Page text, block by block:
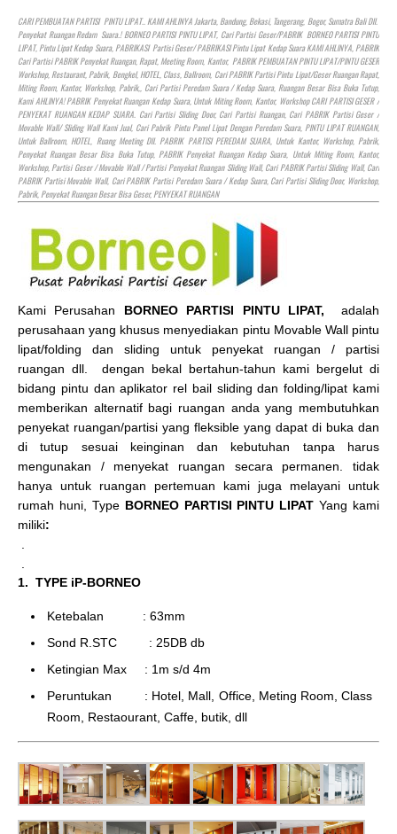
CARI PEMBUATAN PARTISI PINTU LIPAT.. KAMI AHLINYA Jakarta, Bandung, Bekasi, Tangerang, Bogor, Sumatra Bali Dll.
Penyekat Ruangan Redam Suara.! BORNEO PARTISI PINTU LIPAT, Cari Partisi Geser/PABRIK BORNEO PARTISI PINTU
LIPAT, Pintu Lipat Kedap Suara, PABRIKASI Partisi Geser/ PABRIKASI Pintu Lipat Kedap Suara KAMI AHLINYA, PABRIK
Cari Partisi PABRIK Penyekat Ruangan, Rapat, Meeting Room, Kantor, PABRIK PEMBUATAN PINTU LIPAT/PINTU GESER
Workshop, Restaurant, Pabrik, Bengkel,HOTEL, Class, Ballroom, Cari PABRIK Partisi Pintu Lipat/Geser Ruangan Rapat,
Miting Room, Kantor, Workshop, Pabrik,, Cari Partisi Peredam Suara / Kedap Suara, Ruangan Besar Bisa Buka Tutup,
Kami AHLINYA! PABRIK Penyekat Ruangan Kedap Suara, Untuk Miting Room, Kantor, Workshop CARI PARTISI GESER /
PENYEKAT RUANGAN KEDAP SUARA. Cari Partisi Sliding Door, Cari Partisi Ruangan, Cari PABRIK Partisi Geser /
Movable Wall/ Sliding Wall Kami Jual, Cari Pabrik Pintu Panel Lipat Dengan Peredam Suara, PINTU LIPAT RUANGAN,
Untuk Ballroom,HOTEL, Ruang Meeting Dll. PABRIK PARTISI PEREDAM SUARA, Untuk Kantor, Workshop, Pabrik,
Penyekat Ruangan Besar Bisa Buka Tutup, PABRIK Penyekat Ruangan Kedap Suara, Untuk Miting Room, Kantor,
Workshop, Partisi Geser / Movable Wall / Partisi Penyekat Ruangan Sliding Wall, Cari PABRIK Partisi Sliding Wall, Cari
PABRIK Partisi Movable Wall, Cari PABRIK Partisi Peredam Suara / Kedap Suara, Cari Partisi Sliding Door, Workshop,
Pabrik, Penyekat Ruangan Besar Bisa Geser, PENYEKAT RUANGAN
Kami Perusahan BORNEO PARTISI PINTU LIPAT, adalah
perusahaan yang khusus menyediakan pintu Movable Wall pintu
lipat/folding dan sliding untuk penyekat ruangan / partisi
ruangan dll. dengan bekal bertahun-tahun kami bergelut di
bidang pintu dan aplikator rel bail sliding dan folding/lipat kami
memberikan alternatif bagi ruangan anda yang membutuhkan
penyekat ruangan/partisi yang fleksible yang dapat di buka dan
di tutup sesuai keinginan dan kebutuhan tanpa harus
mengunakan / menyekat ruangan secara permanen. tidak
hanya untuk ruangan pertemuan kami juga melayani untuk
rumah huni, Type BORNEO PARTISI PINTU LIPAT Yang kami
miliki:
1. TYPE iP-BORNEO
Ketebalan : 63mm
Sond R.STC : 25DB db
Ketingian Max : 1m s/d 4m
Peruntukan : Hotel, Mall, Office, Meting Room, Class
Room, Restaourant, Caffe, butik, dll